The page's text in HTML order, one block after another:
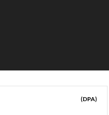
(DPA)